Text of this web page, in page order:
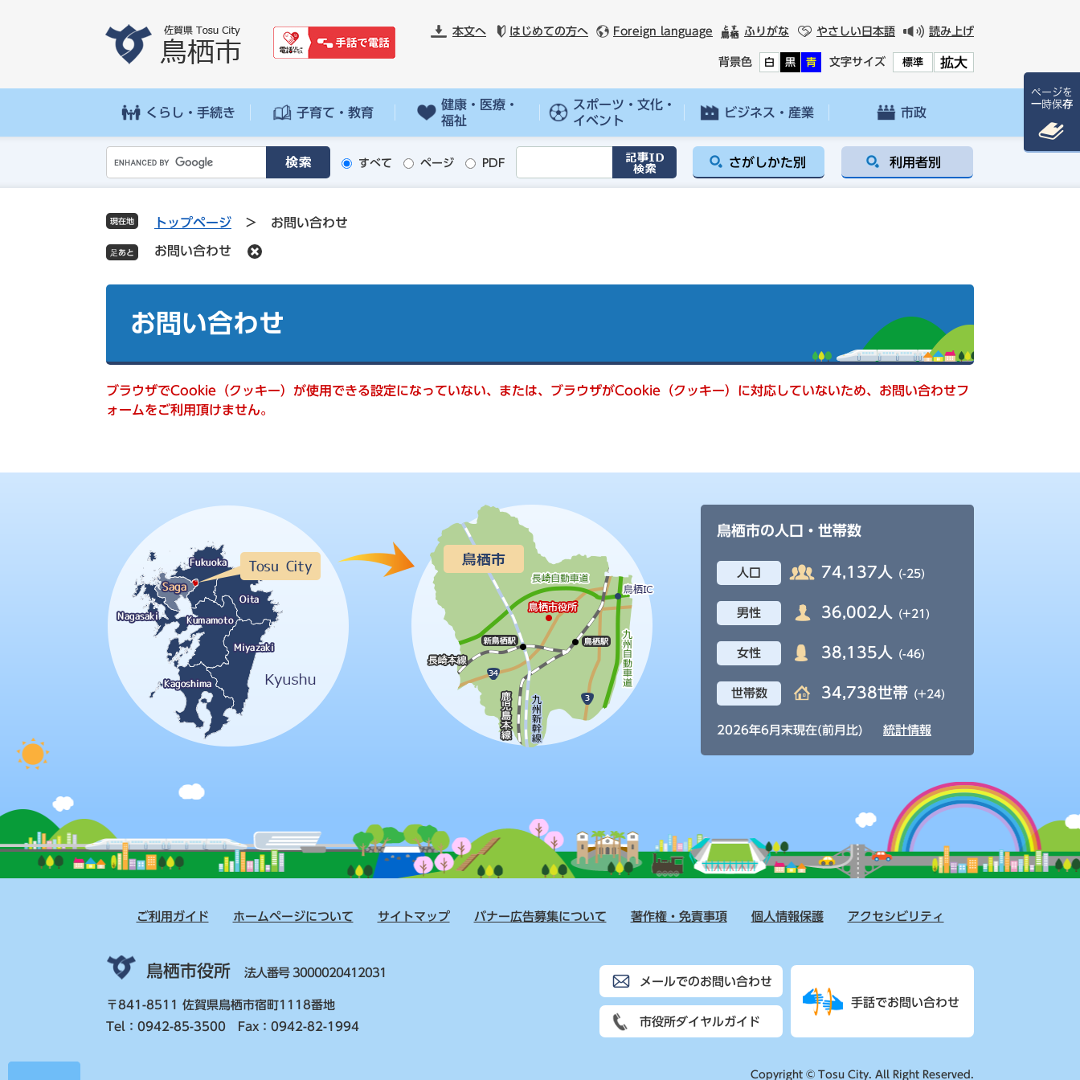
先
を
本文へ はじめての方へ Foreign language ふりがな やさしい日本語 読み上げ
背景色 白 黒 青 文字サイズ 標準 拡大
くらし・手続き 子育て・教育
健康・医療・
福祉
スポーツ・文化・
イベント
ビジネス・産業 市政
o
g
l
e
ス
索
すべて ページ PDF さがしかた別 利用者別
現在地 トップページ > お問い合わせ
お問い合わせ
お問い合わせ
ブラウザでCookie（クッキー）が使用できる設定になっていない、または、ブラウザがCookie（クッキー）に対応していないため、お問い合わせフ
ォームをご利用頂けません。
鳥栖市の人口・世帯数
人口 74,137人 (-25)
男性 36,002人 (+21)
女性 38,135人 (-46)
世帯数 34,738世帯 (+24)
2026年6月末現在(前月比) 統計情報
ご利用ガイド ホームページについて サイトマップ バナー広告募集について 著作権・免責事項 個人情報保護 アクセシビリティ
鳥栖市役所 法人番号 3000020412031
〒841-8511 佐賀県鳥栖市宿町1118番地
Tel：0942-85-3500 Fax：0942-82-1994
メールでのお問い合わせ
市役所ダイヤルガイド
手話でお問い合わせ
Copyright © Tosu City. All Right Reserved.
ページを
一時保存